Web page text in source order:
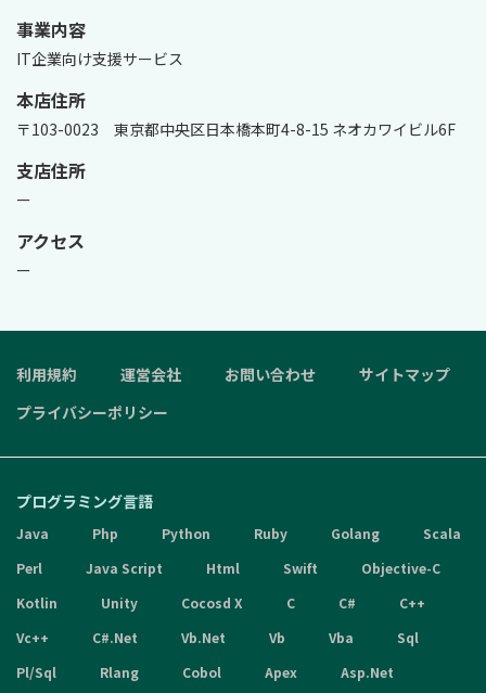
事業内容
IT企業向け支援サービス
本店住所
〒103-0023　東京都中央区日本橋本町4-8-15 ネオカワイビル6F
支店住所
ー
アクセス
ー
利用規約 運営会社 お問い合わせ
サイトマップ
プライバシーポリシー
プログラミング言語
Java Php Python Ruby Golang
Scala
Perl
Java Script Html Swift
Objective-C
Kotlin
Unity Cocosd X C C#
C++
Vc++
C#.Net Vb.Net Vb Vba
Sql
Pl/Sql
Rlang Cobol Apex
Asp.Net